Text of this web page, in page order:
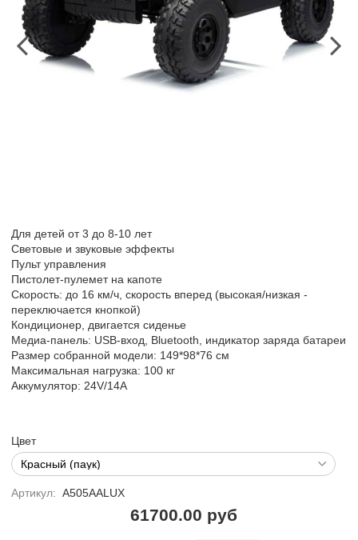
Для детей от 3 до 8-10 лет
Световые и звуковые эффекты
Пульт управления
Пистолет-пулемет на капоте
Скорость: до 16 км/ч, скорость вперед (высокая/низкая -
переключается кнопкой)
Кондиционер, двигается сиденье
Медиа-панель: USB-вход, Bluetooth, индикатор заряда батареи
Размер собранной модели: 149*98*76 см
Максимальная нагрузка: 100 кг
Аккумулятор: 24V/14А
Цвет
Артикул: A505AALUX
61700.00 руб